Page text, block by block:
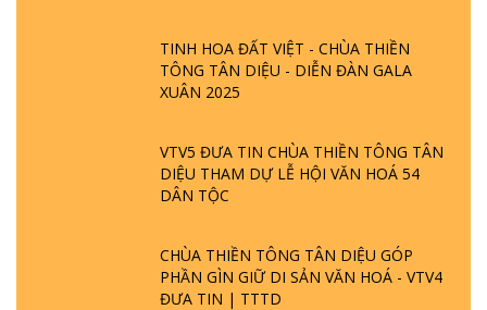
TINH HOA ĐẤT VIỆT - CHÙA THIỀN
TÔNG TÂN DIỆU - DIỄN ĐÀN GALA
XUÂN 2025
VTV5 ĐƯA TIN CHÙA THIỀN TÔNG TÂN
DIỆU THAM DỰ LỄ HỘI VĂN HOÁ 54
DÂN TỘC
CHÙA THIỀN TÔNG TÂN DIỆU GÓP
PHẦN GÌN GIỮ DI SẢN VĂN HOÁ - VTV4
ĐƯA TIN | TTTD